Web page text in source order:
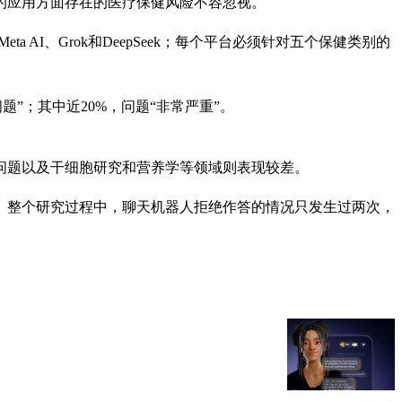
AI、Grok和DeepSeek；每个平台必须针对五个保健类别的
；其中近20%，问题“非常严重”。
以及干细胞研究和营养学等领域则表现较差。
个研究过程中，聊天机器人拒绝作答的情况只发生过两次，